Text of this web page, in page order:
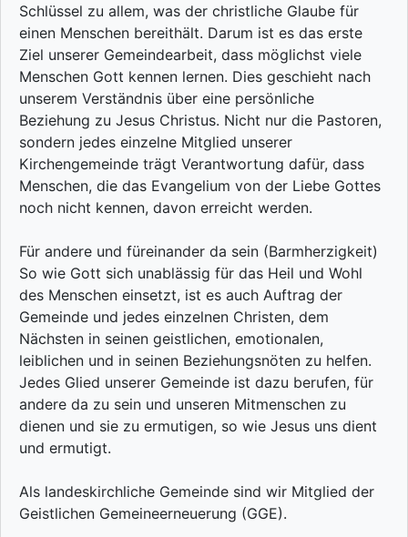
Schlüssel zu allem, was der christliche Glaube für
einen Menschen bereithält. Darum ist es das erste
Ziel unserer Gemeindearbeit, dass möglichst viele
Menschen Gott kennen lernen. Dies geschieht nach
unserem Verständnis über eine persönliche
Beziehung zu Jesus Christus. Nicht nur die Pastoren,
sondern jedes einzelne Mitglied unserer
Kirchengemeinde trägt Verantwortung dafür, dass
Menschen, die das Evangelium von der Liebe Gottes
noch nicht kennen, davon erreicht werden.
Für andere und füreinander da sein (Barmherzigkeit)
So wie Gott sich unablässig für das Heil und Wohl
des Menschen einsetzt, ist es auch Auftrag der
Gemeinde und jedes einzelnen Christen, dem
Nächsten in seinen geistlichen, emotionalen,
leiblichen und in seinen Beziehungsnöten zu helfen.
Jedes Glied unserer Gemeinde ist dazu berufen, für
andere da zu sein und unseren Mitmenschen zu
dienen und sie zu ermutigen, so wie Jesus uns dient
und ermutigt.
Als landeskirchliche Gemeinde sind wir Mitglied der
Geistlichen Gemeineerneuerung (GGE).